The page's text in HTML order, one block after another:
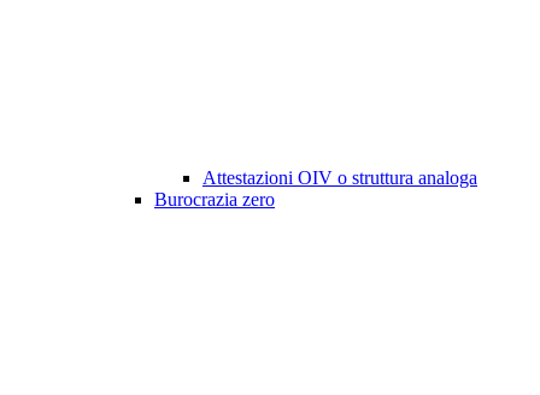
Attestazioni OIV o struttura analoga
Burocrazia zero